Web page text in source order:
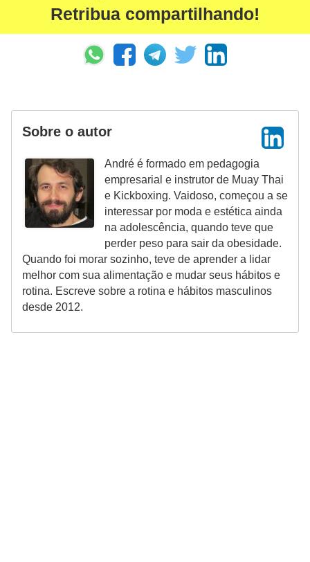
Retribua compartilhando!
Sobre o autor
André é formado em pedagogia
empresarial e instrutor de Muay Thai
e Kickboxing. Vaidoso, começou a se
interessar por moda e estética ainda
na adolescência, quando teve que
perder peso para sair da obesidade.
Quando foi morar sozinho, teve de aprender a lidar
melhor com sua alimentação e mudar seus hábitos e
rotina. Escreve sobre a rotina e hábitos masculinos
desde 2012.
s
o
s
S
a
ú
e